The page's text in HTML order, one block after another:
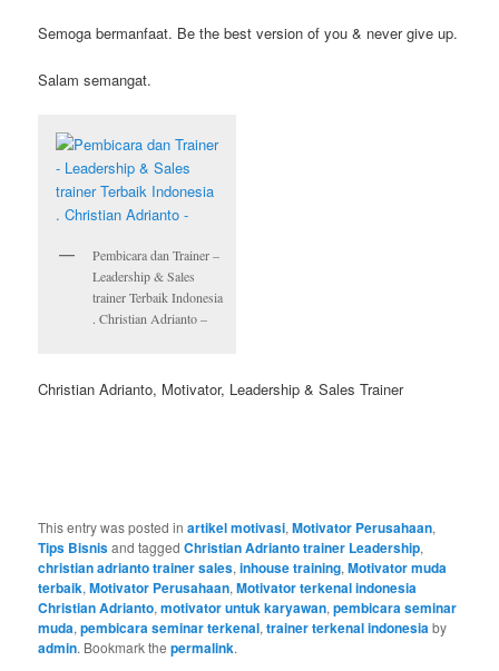
Semoga bermanfaat. Be the best version of you & never give up.
Salam semangat.
Pembicara dan Trainer –
Leadership & Sales
trainer Terbaik Indonesia
. Christian Adrianto –
Christian Adrianto, Motivator, Leadership & Sales Trainer
This entry was posted inartikel motivasi,Motivator Perusahaan,
Tips Bisnisand taggedChristian Adrianto trainer Leadership,
christian adrianto trainer sales,inhouse training,Motivator muda
terbaik,Motivator Perusahaan,Motivator terkenal indonesia
Christian Adrianto,motivator untuk karyawan,pembicara seminar
muda,pembicara seminar terkenal,trainer terkenal indonesiaby
admin. Bookmark thepermalink.